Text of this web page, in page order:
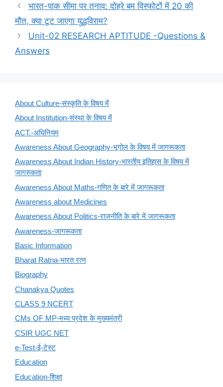
भारत-पाक सीमा पर तनाव: दोहरे बम विस्फोटों में 20 की
मौत, क्या टूट जाएगा युद्धविराम?
Unit-02 RESEARCH APTITUDE -Questions &
Answers
About Culture-संस्कृति के विषय में
About Institution-संस्था के विषय में
ACT.-अधिनियम
Awareness About Geography-भूगोल के विषय में जागरूकता
Awareness About Indian History-भारतीय इतिहास के विषय में
जागरुकता
Awareness About Maths-गणित के बारे में जागरूकता
Awareness about Medicines
Awareness About Politics-राजनीति के बारे में जागरूकता
Awareness-जागरूकता
Basic Information
Bharat Ratna-भारत रत्न
Biography
Chanakya Quotes
CLASS 9 NCERT
CMs OF MP-मध्य प्रदेश के मुख्यमंत्री
CSIR UGC NET
e-Test-ई-टेस्ट
Education
Education-शिक्षा